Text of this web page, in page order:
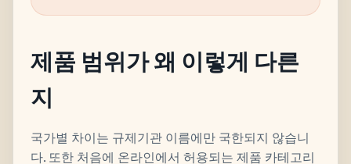
제품 범위가 왜 이렇게 다른
지
국가별 차이는 규제기관 이름에만 국한되지 않습니
다. 또한 처음에 온라인에서 허용되는 제품 카테고리